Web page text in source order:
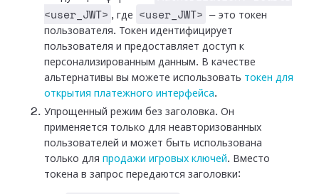
<user_JWT> , где <user_JWT>
— это токен
пользователя. Токен идентифицирует
пользователя и предоставляет доступ к
персонализированным данным. В качестве
альтернативы вы можете использовать токен для
открытия платежного интерфейса.
Упрощенный режим без заголовка. Он
применяется только для неавторизованных
пользователей и может быть использована
только для продажи игровых ключей. Вместо
токена в запрос передаются заголовки: